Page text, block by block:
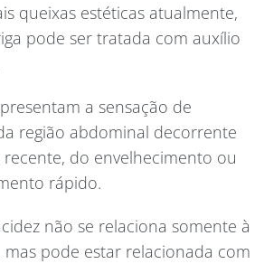
queixas estéticas atualmente,
pode ser tratada com auxílio
a sensação de
região abdominal decorrente
do envelhecimento ou
rápido.
não se relaciona somente à
pode estar relacionada com